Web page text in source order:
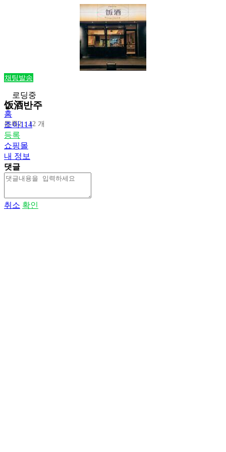
채팅발송
饭酒반주
등록2：12 개
로딩중
홈
조아114
등록
쇼핑몰
내 정보
댓글
취소 확인